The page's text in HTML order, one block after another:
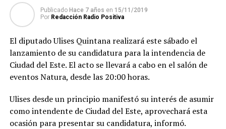
Publicado Hace 7 años en 15/11/2019
Por Redacción Radio Positiva
El diputado Ulises Quintana realizará este sábado el
lanzamiento de su candidatura para la intendencia de
Ciudad del Este. El acto se llevará a cabo en el salón de
eventos Natura, desde las 20:00 horas.
Ulises desde un principio manifestó su interés de asumir
como intendente de Ciudad del Este, aprovechará esta
ocasión para presentar su candidatura, informó.